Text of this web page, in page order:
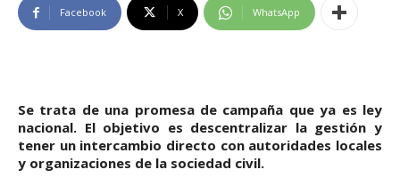
Facebook X WhatsApp
Se trata de una promesa de campaña que ya es ley
nacional. El objetivo es descentralizar la gestión y
tener un intercambio directo con autoridades locales
y organizaciones de la sociedad civil.